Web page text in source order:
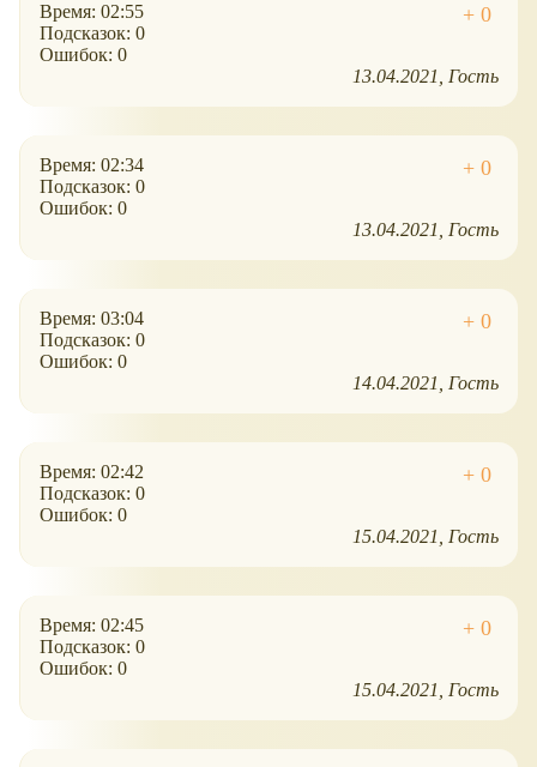
Время: 02:55
Подсказок: 0
Ошибок: 0
13.04.2021
Гость
Время: 02:34
Подсказок: 0
Ошибок: 0
13.04.2021
Гость
Время: 03:04
Подсказок: 0
Ошибок: 0
14.04.2021
Гость
Время: 02:42
Подсказок: 0
Ошибок: 0
15.04.2021
Гость
Время: 02:45
Подсказок: 0
Ошибок: 0
15.04.2021
Гость